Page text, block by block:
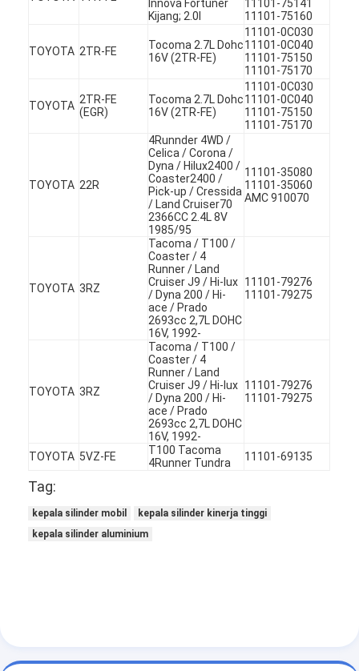
Rumah
Tentang Kami
Hubungi Kami
Kepala Silinder Lengkap
Innova Fortuner
Kijang; 2.0l
11101-75141
11101-75160
TOYOTA 2TR-FE
Tocoma 2.7L Dohc
16V (2TR-FE)
11101-0C030
11101-0C040
11101-75150
11101-75170
TOYOTA 2TR-FE
(EGR)
Tocoma 2.7L Dohc
16V (2TR-FE)
11101-0C030
11101-0C040
11101-75150
11101-75170
TOYOTA 22R
4Runnder 4WD /
Celica / Corona /
Dyna / Hilux2400 /
Coaster2400 /
Pick-up / Cressida
/ Land Cruiser70
2366CC 2.4L 8V
1985/95
11101-35080
11101-35060
AMC 910070
TOYOTA 3RZ
Tacoma / T100 /
Coaster / 4
Runner / Land
Cruiser J9 / Hi-lux
/ Dyna 200 / Hi-
ace / Prado
2693cc 2,7L DOHC
16V, 1992-
11101-79276
11101-79275
TOYOTA 3RZ
Tacoma / T100 /
Coaster / 4
Runner / Land
Cruiser J9 / Hi-lux
/ Dyna 200 / Hi-
ace / Prado
2693cc 2,7L DOHC
16V, 1992-
11101-79276
11101-79275
TOYOTA 5VZ-FE
T100 Tacoma
4Runner Tundra
11101-69135
Tag:
kepala silinder mobil
kepala silinder kinerja tinggi
kepala silinder aluminium